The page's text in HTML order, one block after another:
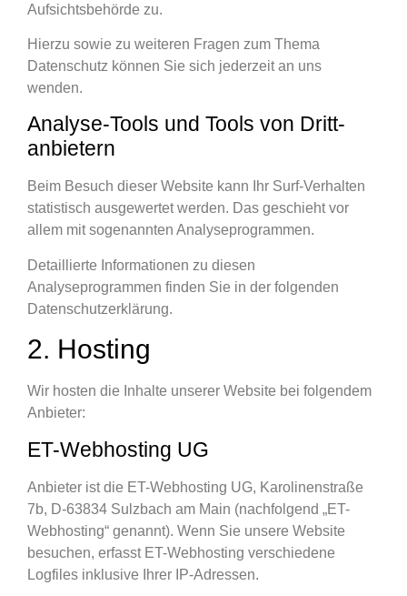
Aufsichtsbehörde zu.
Hierzu sowie zu weiteren Fragen zum Thema
Datenschutz können Sie sich jederzeit an uns
wenden.
Analyse-Tools und Tools von Dritt­
anbietern
Beim Besuch dieser Website kann Ihr Surf-Verhalten
statistisch ausgewertet werden. Das geschieht vor
allem mit sogenannten Analyseprogrammen.
Detaillierte Informationen zu diesen
Analyseprogrammen finden Sie in der folgenden
Datenschutzerklärung.
2. Hosting
Wir hosten die Inhalte unserer Website bei folgendem
Anbieter:
ET-Webhosting UG
Anbieter ist die ET-Webhosting UG, Karolinenstraße
7b, D-63834 Sulzbach am Main (nachfolgend „ET-
Webhosting“ genannt). Wenn Sie unsere Website
besuchen, erfasst ET-Webhosting verschiedene
Logfiles inklusive Ihrer IP-Adressen.